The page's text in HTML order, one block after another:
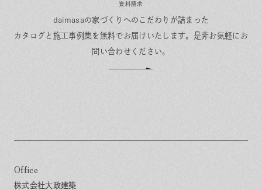
資料請求
daimasaの家づくりへのこだわりが詰まった
カタログと施工事例集を無料でお届けいたします。 是非お気軽にお
問い合わせください。
Office
株式会社大政建築